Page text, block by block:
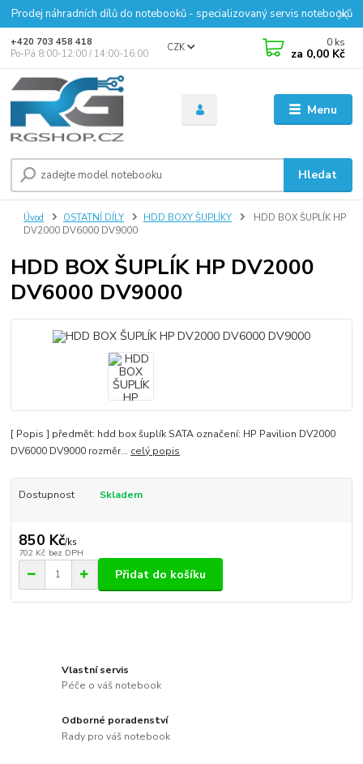
Prodej náhradních dílů do notebooků - specializovaný servis notebooků
Menu
CZK
Hledat
+420 703 458 418
Po-Pá 8:00-12:00 / 14:00-16:00
0 ks
za 0,00 Kč
Úvod OSTATNÍ DÍLY HDD BOXY ŠUPLÍKY
HDD BOX ŠUPLÍK HP
DV2000 DV6000 DV9000
HDD BOX ŠUPLÍK HP DV2000
DV6000 DV9000
[ Popis ] předmět: hdd box šuplík SATA označení: HP Pavilion DV2000
DV6000 DV9000 rozměr... celý popis
Dostupnost Skladem
850 Kč/ks
702 Kč bez DPH
Přidat do košíku
Vlastní servis
Péče o váš notebook
Odborné poradenství
Rady pro váš notebook